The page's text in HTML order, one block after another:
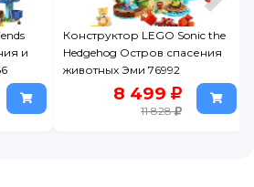
и
Конструктор LEGO Sonic the
Hedgehog Остров спасения
животных Эми 76992
8 499
11 828